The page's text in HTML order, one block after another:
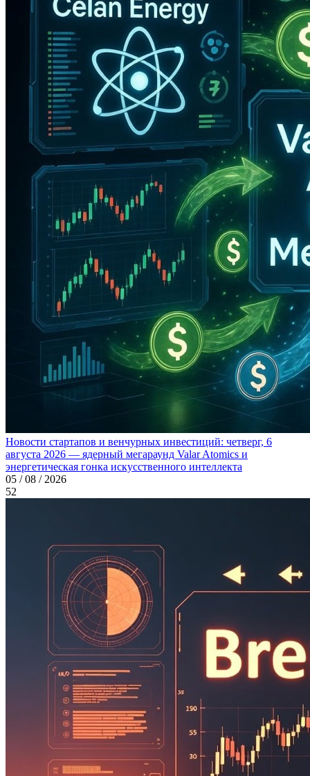
Новости стартапов и венчурных инвестиций: четверг, 6
августа 2026 — ядерный мегараунд Valar Atomics и
энергетическая гонка искусственного интеллекта
05 / 08 / 2026
52